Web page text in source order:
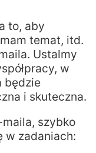
to, aby
temat, itd.
Ustalmy
w
będzie
i skuteczna.
szybko
w zadaniach: